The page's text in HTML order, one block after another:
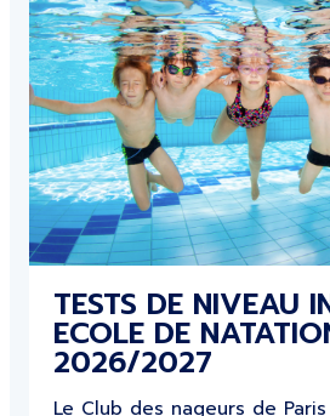
TESTS DE NIVEAU
ECOLE DE
2026/2027
Le Club des nageurs de